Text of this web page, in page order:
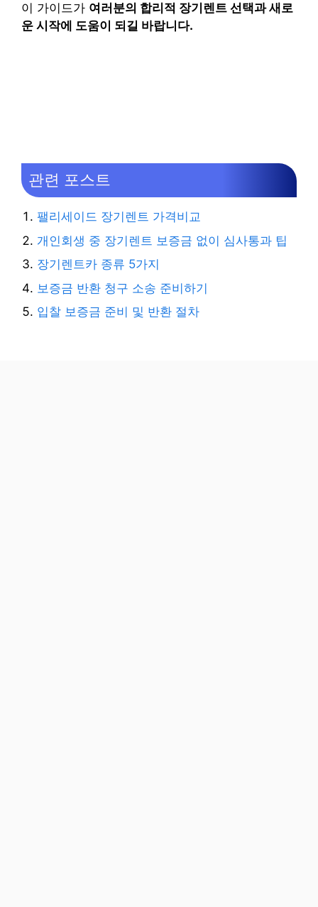
이 가이드가 여러분의 합리적 장기렌트 선택과 새로
운 시작에 도움이 되길 바랍니다.
관련 포스트
팰리세이드 장기렌트 가격비교
개인회생 중 장기렌트 보증금 없이 심사통과 팁
장기렌트카 종류 5가지
보증금 반환 청구 소송 준비하기
입찰 보증금 준비 및 반환 절차